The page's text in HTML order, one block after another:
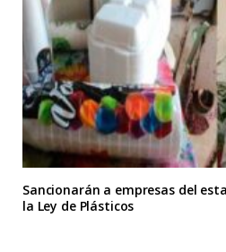
Sancionarán a empresas del
la Ley de Plásticos